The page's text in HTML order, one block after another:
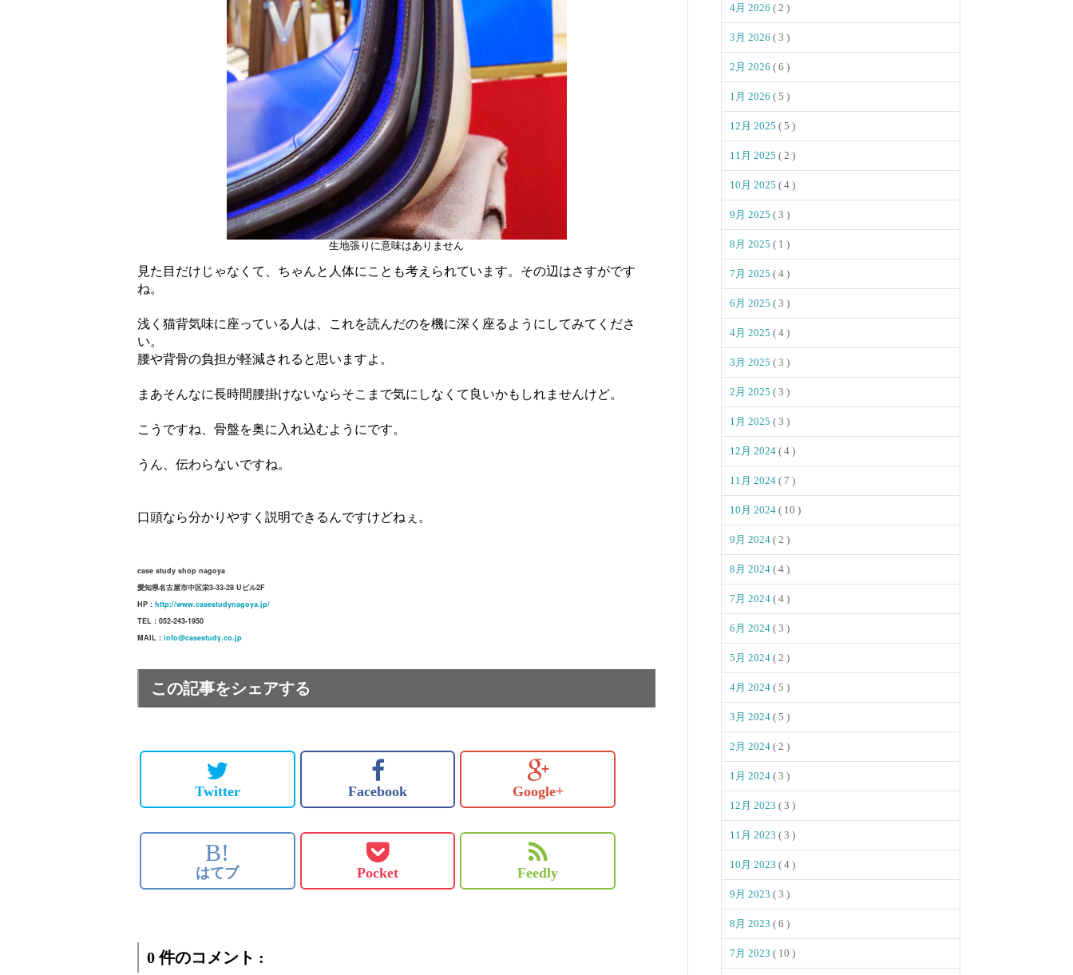
生地張りに意味はありません
見た目だけじゃなくて、ちゃんと人体にことも考えられています。その辺はさすがです
ね。
浅く猫背気味に座っている人は、これを読んだのを機に深く座るようにしてみてくださ
い。
腰や背骨の負担が軽減されると思いますよ。
まあそんなに長時間腰掛けないならそこまで気にしなくて良いかもしれませんけど。
こうですね、骨盤を奥に入れ込むようにです。
うん、伝わらないですね。
口頭なら分かりやすく説明できるんですけどねぇ。
case study shop nagoya
愛知県名古屋市中区栄3-33-28 Uビル2F
HP : http://www.casestudynagoya.jp/
TEL : 052-243-1950
MAIL : info@casestudy.co.jp
この記事をシェアする
Twitter Facebook Google+
B!
はてブ Pocket Feedly
0 件のコメント :
4月 2026 ( 2 )
3月 2026 ( 3 )
2月 2026 ( 6 )
1月 2026 ( 5 )
12月 2025 ( 5 )
11月 2025 ( 2 )
10月 2025 ( 4 )
9月 2025 ( 3 )
8月 2025 ( 1 )
7月 2025 ( 4 )
6月 2025 ( 3 )
4月 2025 ( 4 )
3月 2025 ( 3 )
2月 2025 ( 3 )
1月 2025 ( 3 )
12月 2024 ( 4 )
11月 2024 ( 7 )
10月 2024 ( 10 )
9月 2024 ( 2 )
8月 2024 ( 4 )
7月 2024 ( 4 )
6月 2024 ( 3 )
5月 2024 ( 2 )
4月 2024 ( 5 )
3月 2024 ( 5 )
2月 2024 ( 2 )
1月 2024 ( 3 )
12月 2023 ( 3 )
11月 2023 ( 3 )
10月 2023 ( 4 )
9月 2023 ( 3 )
8月 2023 ( 6 )
7月 2023 ( 10 )